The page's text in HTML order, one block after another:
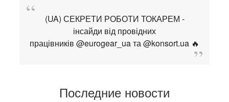
(UA) СЕКРЕТИ РОБОТИ ТОКАРЕМ -
інсайди від провідних
працівників @eurogear_ua та @konsort.ua 🔥
Последние новости